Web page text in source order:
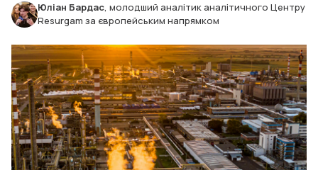
Юліан Бардас, молодший аналітик аналітичного Центру
Resurgam за європейським напрямком